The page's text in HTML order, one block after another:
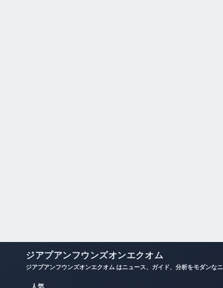
ジアプアンフウンズオンエクオム
ジアプアンフウンズオンエクオム はニュース、ガイド、分析をモダンな